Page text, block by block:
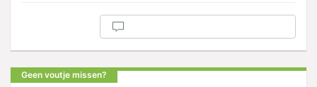
Geen voutje missen?